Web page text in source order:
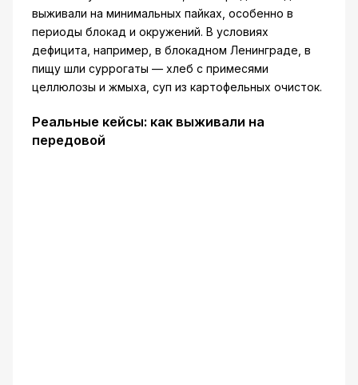
выживали на минимальных пайках, особенно в
периоды блокад и окружений. В условиях
дефицита, например, в блокадном Ленинграде, в
пищу шли суррогаты — хлеб с примесями
целлюлозы и жмыха, суп из картофельных очисток.
Реальные кейсы: как выживали на
передовой